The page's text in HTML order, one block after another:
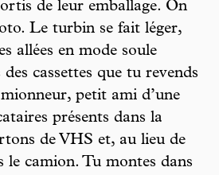
de leur emballage. On
Le turbin se fait léger,
allées en mode soule
cassettes que tu revends
petit ami d’une
présents dans la
de VHS et, au lieu de
le camion. Tu montes dans